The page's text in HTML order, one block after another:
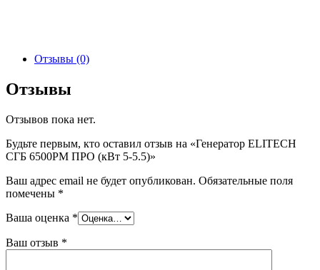
Отзывы (0)
Отзывы
Отзывов пока нет.
Будьте первым, кто оставил отзыв на «Генератор ELITECH
СГБ 6500РМ ПРО (кВт 5-5.5)»
Ваш адрес email не будет опубликован. Обязательные поля
помечены *
Ваша оценка *
Ваш отзыв *